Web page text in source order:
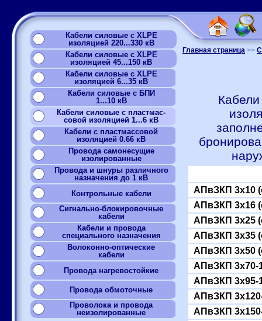
Кабели силовые с XLPE
изоляцией 220...330 кВ
Кабели силовые с XLPE
изоляцией 45...150 кВ
Кабели силовые с XLPE
изоляцией 6...35 кВ
Кабели силовые с БПИ
1...10 кВ
Кабели силовые с пластмас-
совой изоляцией 1...6 кВ
Кабели с пластмассовой
изоляцией 0.66 кВ
Провода самонесущие
изолированные
Провода и шнуры различного
назначения до 1 кВ
Контрольные кабели
Сигнально-блокировочные
кабели
Кабели и провода
специального назначения
Волоконно-оптические
кабели
Провода нагревостойкие
Провода обмоточные
Проволока и провода
неизолированные
Главная страница >>
АПвЗКП 3x10
АПвЗКП 3x16
АПвЗКП 3x25
АПвЗКП 3x35
АПвЗКП 3x50
АПвЗКП 3x70-
АПвЗКП 3x95-
АПвЗКП
АПвЗКП